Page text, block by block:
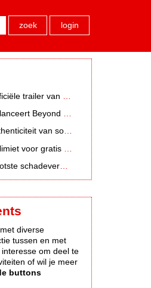
zoek login
van L*VE KLEINE
International Creative Business
van social naar tv
ChatGPT-gebruikers
ooit betalen: 567 miljoen dollar
diverse
tussen en met
om deel te
of wil je meer
buttons